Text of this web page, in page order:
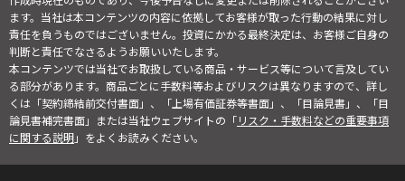
ます。当社は本コンテンツの内容に依拠してお客様が取った行動の結果に対し
責任を負うものではございません。投資にかかる最終決定は、お客様ご自身の
判断と責任でなさるようお願いいたします。
本コンテンツでは当社でお取扱している商品・サービス等について言及してい
る部分があります。商品ごとに手数料等およびリスクは異なりますので、詳し
くは「契約締結前交付書面」、「上場有価証券等書面」、「目論見書」、「目
論見書補完書面」または当社ウェブサイトの「リスク・手数料などの重要事項
に関する説明」をよくお読みください。